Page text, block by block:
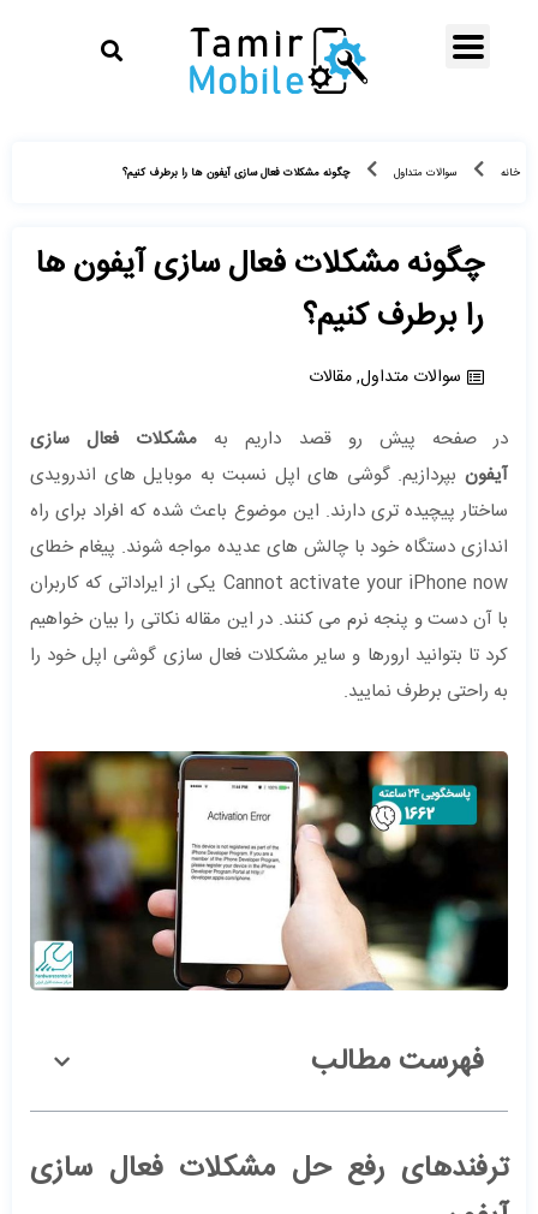
خانه سوالات متداول چگونه مشکلات فعال ‌سازی آیفون ‌ها را برطرف کنیم؟
چگونه مشکلات فعال ‌سازی آیفون ‌ها
را برطرف کنیم؟
سوالات متداول,مقالات
در صفحه پیش رو قصد داریم به مشکلات فعال سازی
آیفون‌ بپردازیم. گوشی ‌های اپل نسبت به موبایل‌ های اندرویدی
ساختار پیچیده‌ تری دارند. این موضوع باعث شده که افراد برای راه
اندازی دستگاه خود با چالش های عدیده مواجه شوند. پیغام خطای
Cannot activate your iPhone now یکی از ایراداتی که کاربران
با آن دست و پنجه نرم می‌ کنند. در این مقاله نکاتی را بیان خواهیم
کرد تا بتوانید ارورها و سایر مشکلات فعال ‌سازی گوشی اپل خود را
به راحتی برطرف نمایید.
فهرست مطالب
ترفندهای رفع حل مشکلات فعال سازی